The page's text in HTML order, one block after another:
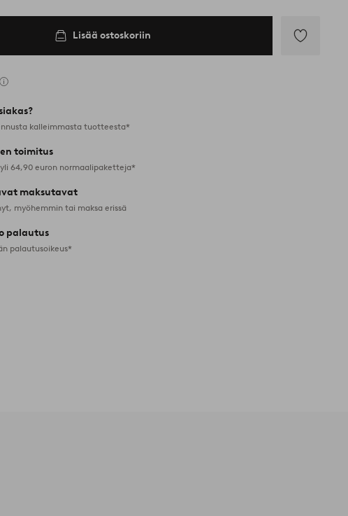
Lisää ostoskoriin
kalleimmasta tuotteesta*
toimitus
yli 64,90 euron normaalipaketteja*
maksutavat
myöhemmin tai maksa erissä
palautus
palautusoikeus*